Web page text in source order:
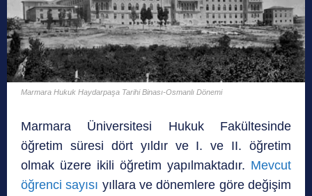
Marmara Hukuk Haydarpaşa Tarihi Binası-Osmanlı Dönemi
Marmara Üniversitesi Hukuk Fakültesinde
öğretim süresi dört yıldır ve I. ve II. öğretim
olmak üzere ikili öğretim yapılmaktadır. Mevcut
öğrenci sayısı yıllara ve dönemlere göre değişim